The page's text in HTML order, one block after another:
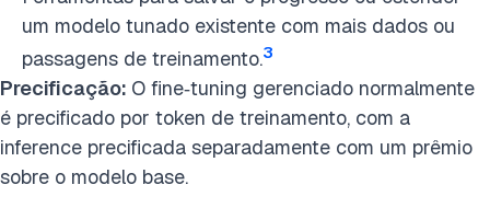
um modelo tunado existente com mais dados ou
passagens de treinamento.3
Precificação: O fine‑tuning gerenciado normalmente
é precificado por token de treinamento, com a
inference precificada separadamente com um prêmio
sobre o modelo base.